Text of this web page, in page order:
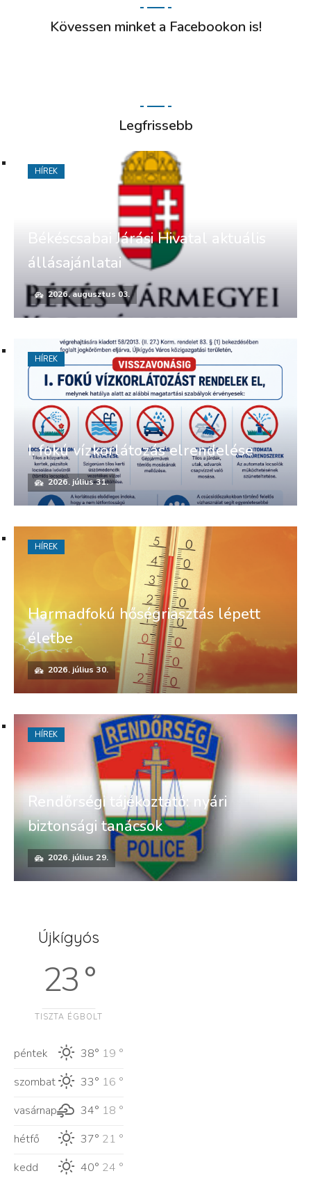
Kövessen minket a Facebookon is!
Legfrissebb
Békéscsabai Járási Hivatal aktuális
állásajánlatai
2026. augusztus 03.
HÍREK
I. fokú vízkorlátozás elrendelése
2026. július 31.
HÍREK
Harmadfokú hőségriasztás lépett
életbe
2026. július 30.
HÍREK
Rendőrségi tájékoztató: nyári
biztonsági tanácsok
2026. július 29.
HÍREK
Újkígyós
23 °
TISZTA ÉGBOLT
péntek 38° 19 °
szombat
33° 16 °
vasárnap
34° 18 °
hétfő
37° 21 °
kedd
40° 24 °